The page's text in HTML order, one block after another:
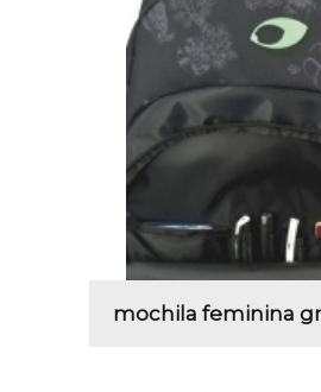
mochila feminina